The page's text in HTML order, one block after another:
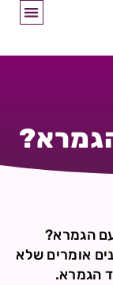
הגמרא?
אומרים שלא
הגמרא.